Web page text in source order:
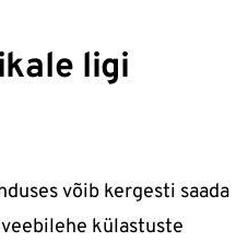
ligi
võib kergesti saada
külastuste